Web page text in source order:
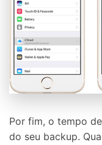
Por fim, o tempo
do seu backup.